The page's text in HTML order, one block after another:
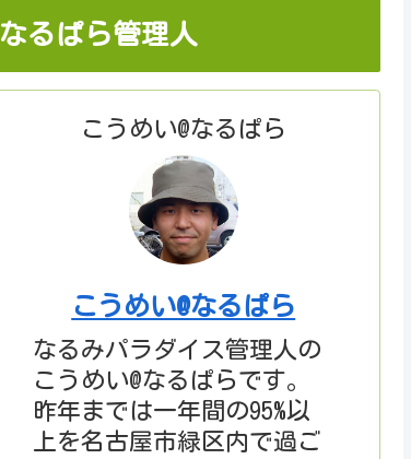
なるぱら管理人
こうめい@なるぱら
こうめい@なるぱら
なるみパラダイス管理人の
こうめい@なるぱらです。
昨年までは一年間の95%以
上を名古屋市緑区内で過ご